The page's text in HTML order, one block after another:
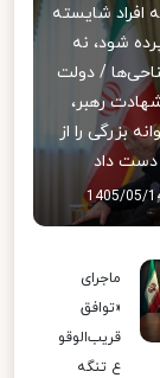
افراد شایسته
شود، نه
/ دولت
رهبر،
بزرگی را از
داد
1405/05/
ماجرای
«توافق
قریب‌الوقو
ع تنگه